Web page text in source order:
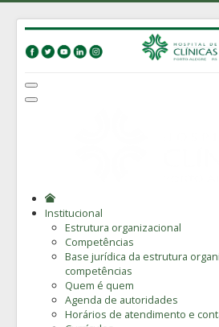
Institucional
Estrutura organizacional
Competências
Base jurídica da estrutura
competências
Quem é quem
Agenda de autoridades
Horários de atendimento e